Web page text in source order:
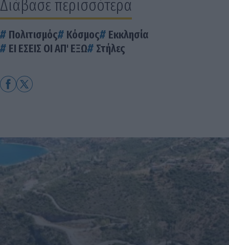
Διάβασε περισσότερα
Πολιτισμός Κόσμος
Εκκλησία
ΕΙ ΕΣΕΙΣ ΟΙ ΑΠ' ΕΞΩ
Στήλες